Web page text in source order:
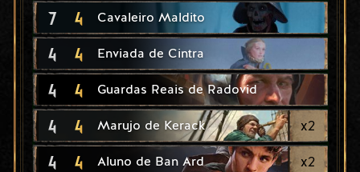
7 4 Cavaleiro Maldito
4 4 Enviada de Cintra
4 4 Guardas Reais de Radovid
4 4 Marujo de Kerack x2
4 4 Aluno de Ban Ard x2